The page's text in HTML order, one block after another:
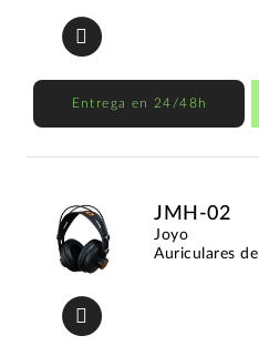
Entrega en 24/48h
JMH-02
Joyo
Auriculares